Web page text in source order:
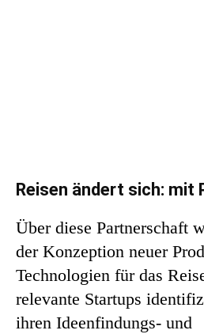
Reisen ändert sich: mit
Über diese Partnerschaft
der Konzeption neuer
Technologien für das
relevante Startups
ihren Ideenfindungs- und